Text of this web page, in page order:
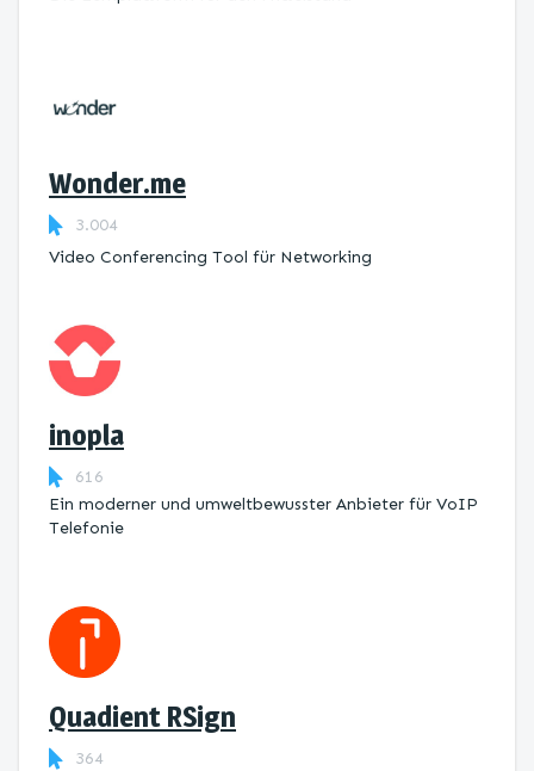
Wonder.me
3.004
Video Conferencing Tool für Networking
inopla
616
Ein moderner und umweltbewusster Anbieter für VoIP
Telefonie
Quadient RSign
364